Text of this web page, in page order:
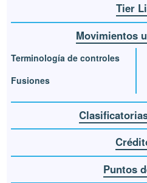
Tier
Movimientos
Terminología de controles
Fusiones
Puntos